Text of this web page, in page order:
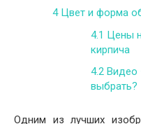
4Цвет и форма
4.1 Цены
кирпича
4.2 Видео
выбрать?
Одним из лучших